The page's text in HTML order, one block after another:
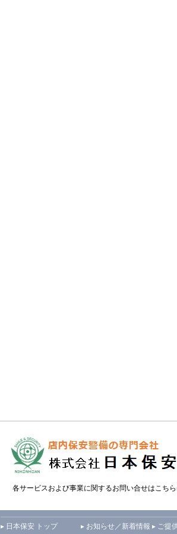
各サービスおよび事業に関するお問い合せはこちら
▸ 日本保安 トップ ▸ お知らせ／新着情報 ▸ ご提